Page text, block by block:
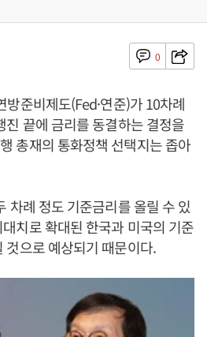
0
준비제도(Fed·연준)가 10차례
진 끝에 금리를 동결하는 결정을
총재의 통화정책 선택지는 좁아
차례 정도 기준금리를 올릴 수 있
치로 확대된 한국과 미국의 기준
것으로 예상되기 때문이다.